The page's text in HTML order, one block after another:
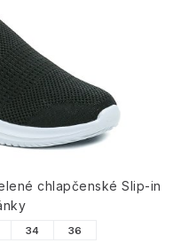
chlapčenské Slip-in
34 36